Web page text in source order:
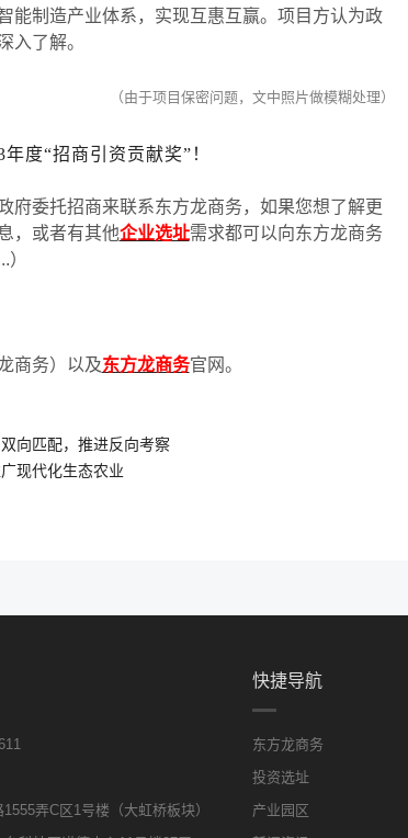
能制造产业体系，实现互惠互赢。项目方认为政
入了解。
（由于项目保密问题，文中照片做模糊处理）
度“招商引资贡献奖”！
府委托招商来联系东方龙商务，如果您想了解更
，或者有其他企业选址需求都可以向东方龙商务
）
商务）以及东方龙商务官网。
向匹配，推进反向考察
现代化生态农业
弄C区1号楼（大虹桥板块）
快捷导航
东方龙商务
投资选址
产业园区